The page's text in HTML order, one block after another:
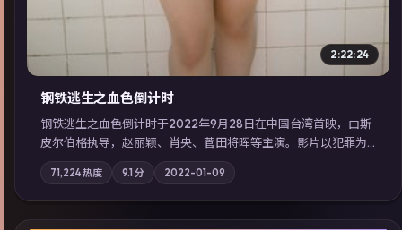
2:22:24
钢铁逃生之血色倒计时
钢铁逃生之血色倒计时于2022年9月28日在中国台湾首映，由斯
皮尔伯格执导，赵丽颖、肖央、菅田将晖等主演。影片以犯罪为
叙事主轴，失踪人口档案牵出跨国灰色产业链；摄影与配乐强化
地域气质；站内亦可通过「国产免费观看高清电视剧在线看」延
展检索同类型高分佳作，畅享高清在线追剧体验。
71,224热度 9.1 分 2022-01-09